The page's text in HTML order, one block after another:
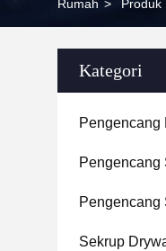
Rumah > Produk
Kategori
Pengencang
Pengencang
Pengencang
Sekrup